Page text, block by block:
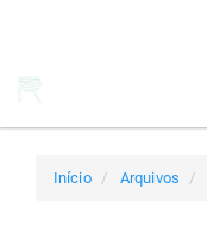
Início Arquivos